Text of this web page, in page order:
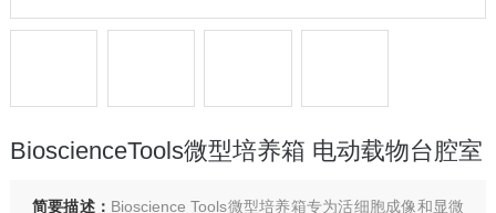
BioscienceTools微型培养箱 电动载物台腔室
简要描述： Bioscience Tools微型培养箱专为活细胞成像和显微